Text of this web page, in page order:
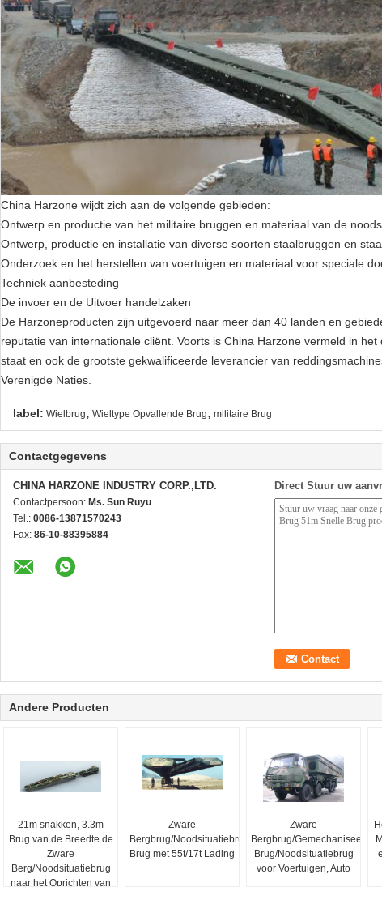
China Harzone wijdt zich aan de volgende gebieden:
Ontwerp en productie van het militaire bruggen en materiaal van de
Ontwerp, productie en installatie van diverse soorten staalbruggen en
Onderzoek en het herstellen van voertuigen en materiaal voor speciale
Techniek aanbesteding
De invoer en de Uitvoer handelzaken
De Harzoneproducten zijn uitgevoerd naar meer dan 40 landen en
reputatie van internationale cliënt. Voorts is China Harzone vermeld in
staat en ook de grootste gekwalificeerde leverancier van
Verenigde Naties.
label: Wielbrug, Wieltype Opvallende Brug, militaire Brug
Contactgegevens
CHINA HARZONE INDUSTRY CORP.,LTD.
Contactpersoon: Ms. Sun Ruyu
Tel.: 0086-13871570243
Fax: 86-10-88395884
Direct Stuur uw
Andere Producten
21m snakken, 3.3m
Brug van de Breedte de
Zware
Berg/Noodsituatiebrug
naar het Oprichten van
Zware
Bergbrug/Noodsituatiebrug/Gemechaniseerde
Brug met 55t/17t Lading
Zware
Bergbrug/Gemechaniseerde
Brug/Noodsituatiebrug
voor Voertuigen, Auto